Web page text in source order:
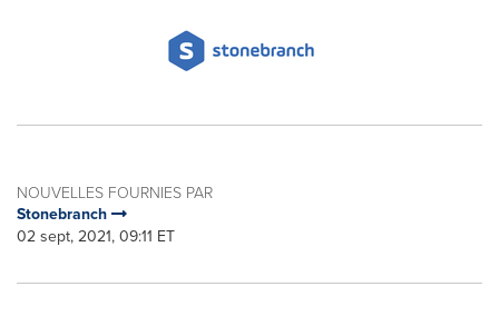
NOUVELLES FOURNIES PAR
Stonebranch
02 sept, 2021, 09:11 ET